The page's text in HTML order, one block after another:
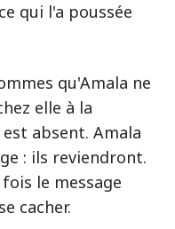
qui l'a poussée
qu'Amala ne
elle à la
absent. Amala
: ils reviendront.
le message
cacher.